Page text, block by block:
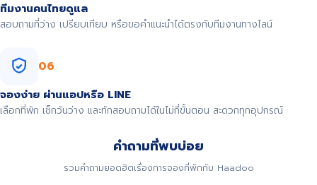
ทีมงานคนไทยดูแล
สอบถามที่ว่าง เปรียบเทียบ หรือขอคำแนะนำได้ตรงกับทีมงานทางไลน์
06
จองง่าย ผ่านแอปหรือ LINE
เลือกที่พัก เช็กวันว่าง และทักสอบถามได้ในไม่กี่ขั้นตอน สะดวกทุกอุปกรณ์
คำถามที่พบบ่อย
รวมคำถามยอดฮิตเรื่องการจองที่พักกับ Haadoo